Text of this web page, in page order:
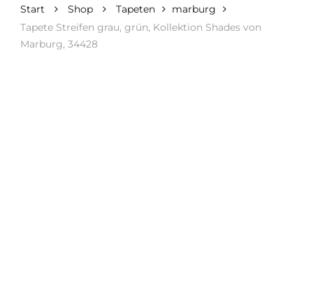
Start Shop Tapeten
marburg
Tapete Streifen grau, grün, Kollektion Shades von
Marburg, 34428